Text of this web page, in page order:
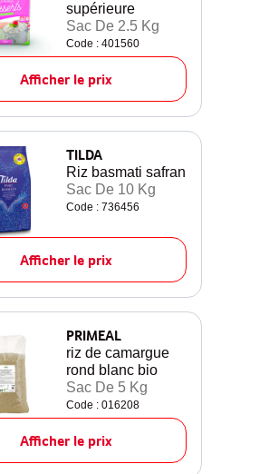
supérieure
Sac De 2.5 Kg
Code : 401560
Afficher le prix
TILDA
Riz basmati safran
Sac De 10 Kg
Code : 736456
Afficher le prix
PRIMEAL
riz de camargue
rond blanc bio
Sac De 5 Kg
Code : 016208
Afficher le prix